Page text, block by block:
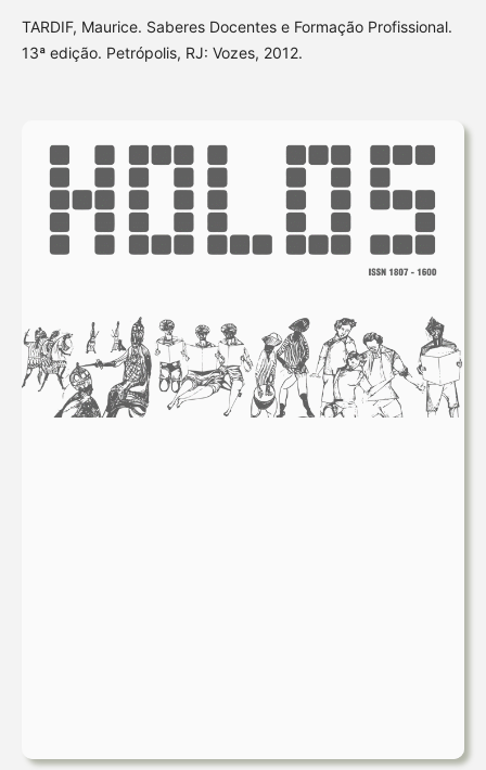
TARDIF, Maurice. Saberes Docentes e Formação Profissional.
13ª edição. Petrópolis, RJ: Vozes, 2012.